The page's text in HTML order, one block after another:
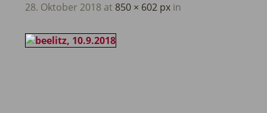
28. Oktober 2018 at 850 × 602 px in